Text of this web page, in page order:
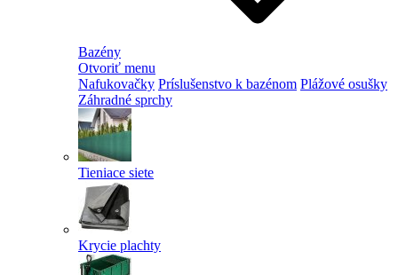
Bazény
Otvoriť menu
Nafukovačky Príslušenstvo k bazénom Plážové osušky
Záhradné sprchy
Tieniace siete
Krycie plachty